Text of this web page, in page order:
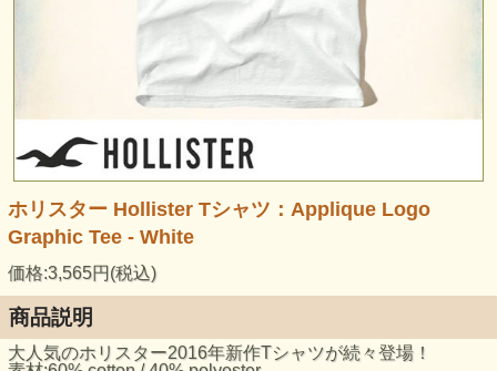
ホリスター Hollister Tシャツ：Applique Logo
Graphic Tee - White
価格:3,565円(税込)
商品説明
大人気のホリスター2016年新作Tシャツが続々登場！